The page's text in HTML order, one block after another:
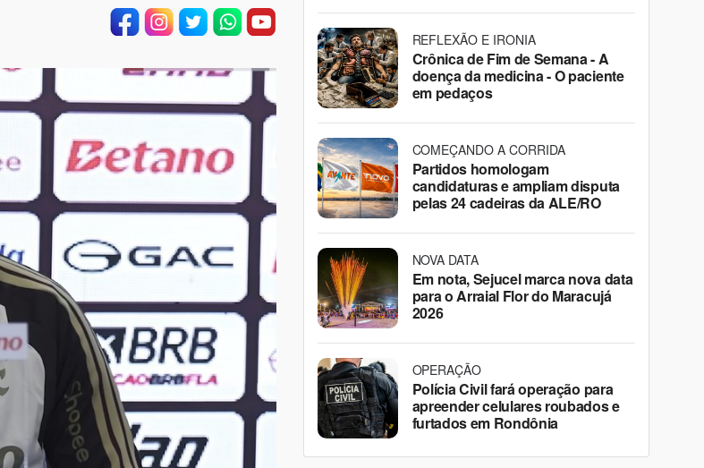
REFLEXÃO E IRONIA
Crônica de Fim de Semana - A
doença da medicina - O paciente
em pedaços
COMEÇANDO A CORRIDA
Partidos homologam
candidaturas e ampliam disputa
pelas 24 cadeiras da ALE/RO
NOVA DATA
Em nota, Sejucel marca nova data
para o Arraial Flor do Maracujá
2026
OPERAÇÃO
Polícia Civil fará operação para
apreender celulares roubados e
furtados em Rondônia